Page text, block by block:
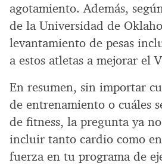
agotamiento. Además,
de la Universidad de
levantamiento de pesas
a estos atletas a mejorar el
En resumen, sin importar
de entrenamiento o cuáles
de fitness, la pregunta ya
incluir tanto cardio como
fuerza en tu programa de